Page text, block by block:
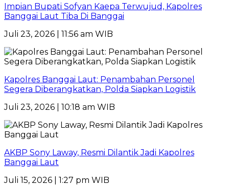
Impian Bupati Sofyan Kaepa Terwujud, Kapolres
Banggai Laut Tiba Di Banggai
Juli 23, 2026 | 11:56 am WIB
Kapolres Banggai Laut: Penambahan Personel
Segera Diberangkatkan, Polda Siapkan Logistik
Juli 23, 2026 | 10:18 am WIB
AKBP Sony Laway, Resmi Dilantik Jadi Kapolres
Banggai Laut
Juli 15, 2026 | 1:27 pm WIB